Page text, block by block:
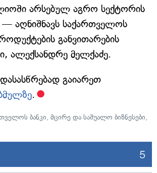
არსებულ აგრო სექტორის
— აღნიშნავს საქართველოს
განვითარების
ალექსანდრე მელქაძე.
გაიარეთ
.
ბანკი, მცირე და საშუალო ბიზნესები,
5